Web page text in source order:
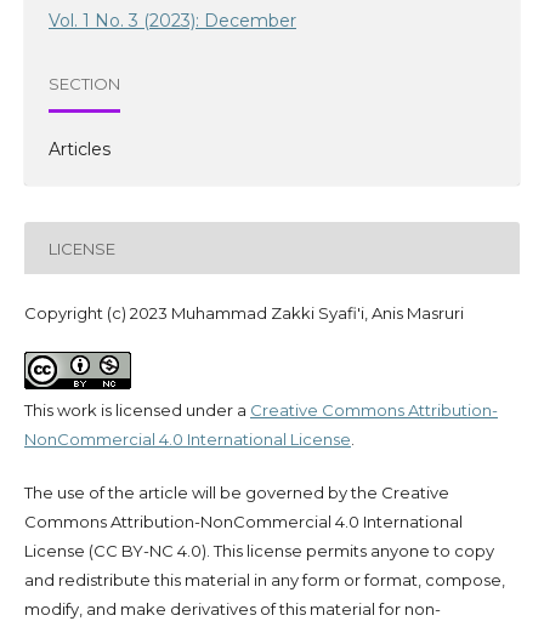
Vol. 1 No. 3 (2023): December
SECTION
Articles
LICENSE
Copyright (c) 2023 Muhammad Zakki Syafi'i, Anis Masruri
This work is licensed under a Creative Commons Attribution-
NonCommercial 4.0 International License
The use of the article will be governed by the Creative
Commons Attribution-NonCommercial 4.0 International
License (CC BY-NC 4.0). This license permits anyone to copy
and redistribute this material in any form or format, compose,
modify, and make derivatives of this material for non-